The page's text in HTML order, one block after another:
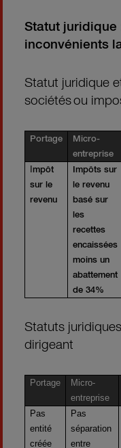
Statut juridique
inconvénients
Statut juridique
sociétés ou
Portage
Micro-
entreprise
mpôt
sur le
revenu
Impôts sur
le revenu
basé sur
les
recettes
encaissées
moins un
abattement
de 34%
Statuts
dirigeant
Portage
Micro-
entreprise
Pas
entité
créée
Pas
séparation
entre